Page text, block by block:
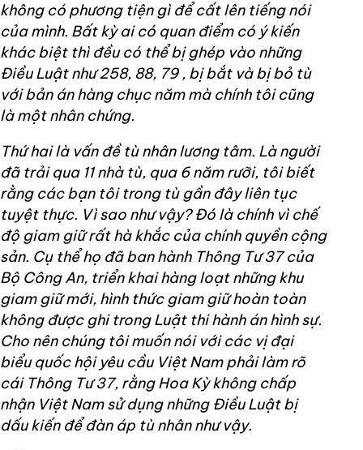
không có phương tiện gì để cất lên tiếng nói
của mình. Bất kỳ ai có quan điểm có ý kiến
khác biệt thì đều có thể bị ghép vào những
Điều Luật như 258, 88, 79 , bị bắt và bị bỏ tù
với bản án hàng chục năm mà chính tôi cũng
là một nhân chứng.
Thứ hai là vấn đề tù nhân lương tâm. Là người
đã trải qua 11 nhà tù, qua 6 năm rưỡi, tôi biết
rằng các bạn tôi trong tù gần đây liên tục
tuyệt thực. Vì sao như vậy? Đó là chính vì chế
độ giam giữ rất hà khắc của chính quyền cộng
sản. Cụ thể họ đã ban hành Thông Tư 37 của
Bộ Công An, triển khai hàng loạt những khu
giam giữ mới, hình thức giam giữ hoàn toàn
không được ghi trong Luật thi hành án hình sự.
Cho nên chúng tôi muốn nói với các vị đại
biểu quốc hội yêu cầu Việt Nam phải làm rõ
cái Thông Tư 37, rằng Hoa Kỳ không chấp
nhận Việt Nam sử dụng những Điều Luật bị
dấu kiến để đàn áp tù nhân như vậy.